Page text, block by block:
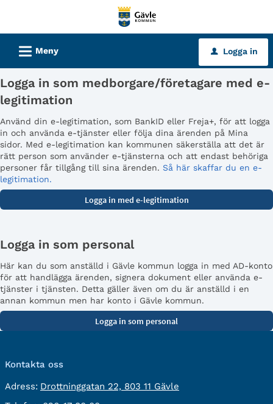
tjänster
Gävle
kommun
L Meny u Logga in
Logga in som medborgare/företagare med e-
legitimation
Använd din e-legitimation, som BankID eller Freja+, för att logga
in och använda e-tjänster eller följa dina ärenden på Mina
sidor. Med e-legitimation kan kommunen säkerställa att det är
rätt person som använder e-tjänsterna och att endast behöriga
personer får tillgång till sina ärenden. Så här skaffar du en e-
legitimation.
Logga in som personal
Här kan du som anställd i Gävle kommun logga in med AD-konto
för att handlägga ärenden, signera dokument eller använda e-
tjänster i tjänsten. Detta gäller även om du är anställd i en
annan kommun men har konto i Gävle kommun.
Kontakta oss
Adress: besöksadress:
Drottninggatan 22, 803 11 Gävle